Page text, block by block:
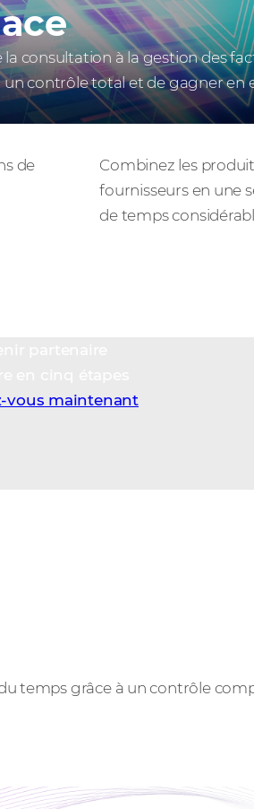
consultation à la gestion des
contrôle total et de gagner en
de
Combinez les
fournisseurs en une
de temps
vous maintenant
temps grâce à un contrôle